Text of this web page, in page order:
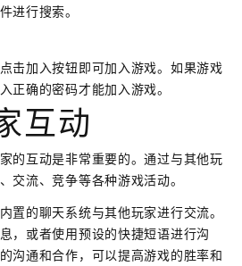
进行搜索。
击加入按钮即可加入游戏。如果游戏
正确的密码才能加入游戏。
互动
的互动是非常重要的。通过与其他玩
交流、竞争等各种游戏活动。
置的聊天系统与其他玩家进行交流。
，或者使用预设的快捷短语进行沟
沟通和合作，可以提高游戏的胜率和